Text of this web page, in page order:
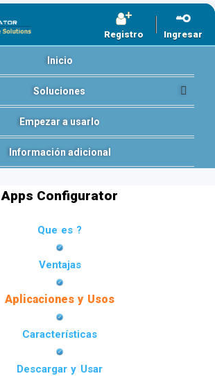
Registro Ingresar
Inicio
Soluciones
Empezar a usarlo
Información adicional
Apps Configurator
Que es ?
Ventajas
Aplicaciones y Usos
Características
Descargar y Usar